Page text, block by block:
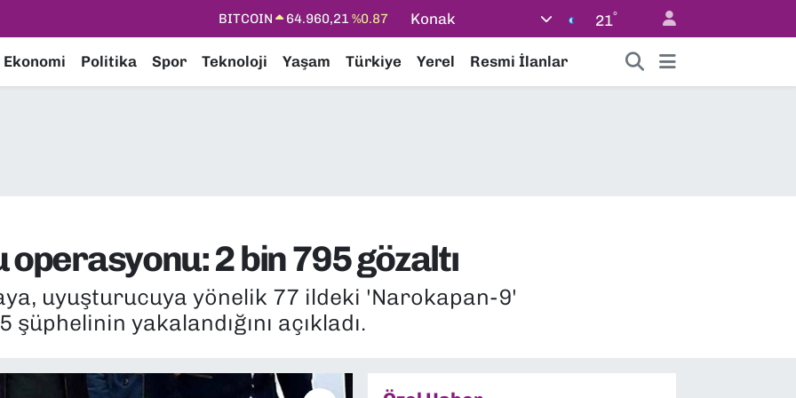
DOLAR 47,7436%0.18
STERLİN
64,4811%0.38
Konak 21°
Ekonomi Politika Spor Teknoloji Yaşam Türkiye Yerel Resmi İlanlar
2 bin 795 gözaltı
uyuşturucuya yönelik 77 ildeki 'Narokapan-9'
yakalandığını açıkladı.